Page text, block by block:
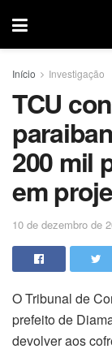
Início Investigação
TCU
200 mil
em
10 de dezembro de
O Tribunal de
prefeito de
devolver aos